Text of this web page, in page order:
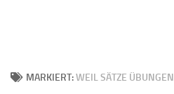
MARKIERT:WEIL SÄTZE ÜBUNGEN